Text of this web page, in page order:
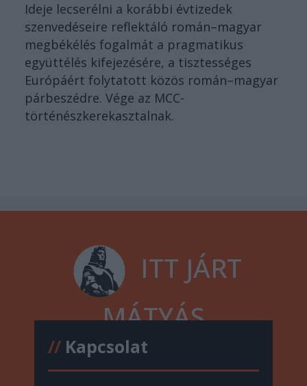
Ideje lecserélni a korábbi évtizedek
szenvedéseire reflektáló román–magyar
megbékélés fogalmát a pragmatikus
együttélés kifejezésére, a tisztességes
Európáért folytatott közös román–magyar
párbeszédre. Vége az MCC-
történészkerekasztalnak.
ITT JÁRT
MÁTYÁS
//Kapcsolat